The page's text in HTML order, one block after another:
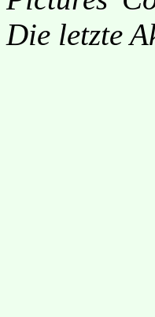
Die letzte